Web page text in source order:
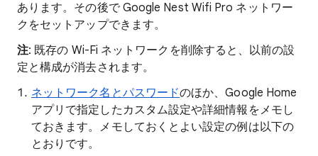
あります。その後で Google Nest Wifi Pro ネットワー
クをセットアップできます。
注: 既存の Wi-Fi ネットワークを削除すると、以前の設
定と構成が消去されます。
ネットワーク名とパスワードのほか、Google Home
アプリで指定したカスタム設定や詳細情報をメモし
ておきます。メモしておくとよい設定の例は以下の
とおりです。